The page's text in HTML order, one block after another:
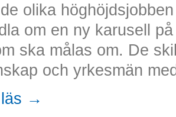
olika
om en ny karusell
ska målas om. De
och yrkesmän
läs →